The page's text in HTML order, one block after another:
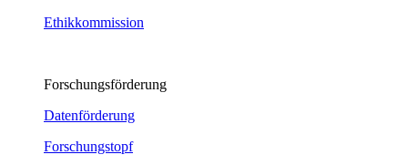
Ethikkommission
Forschungsförderung
Datenförderung
Forschungstopf